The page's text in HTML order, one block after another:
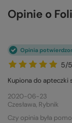
Opinie o
5/5
Opinia
Kupiona do apteczki
2020-06-23
Czesława, Rybnik
Czy opinia była